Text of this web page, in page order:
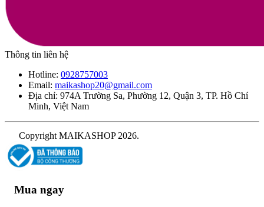
Thông tin liên hệ
Hotline: 0928757003
Email: maikashop20@gmail.com
Địa chỉ: 974A Trường Sa, Phường 12, Quận 3, TP. Hồ Chí
Minh, Việt Nam
Copyright MAIKASHOP 2026.
Mua ngay